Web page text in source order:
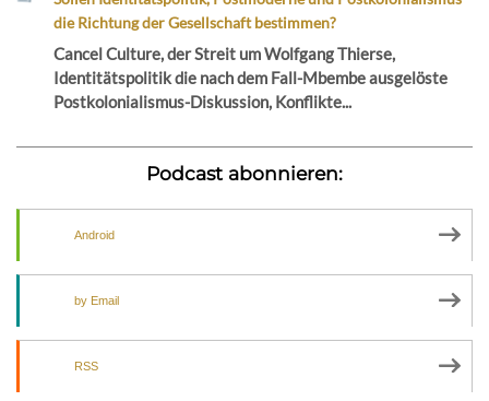
die Richtung der Gesellschaft bestimmen?
Cancel Culture, der Streit um Wolfgang Thierse,
Identitätspolitik die nach dem Fall-Mbembe ausgelöste
Postkolonialismus-Diskussion, Konflikte...
Podcast abonnieren:
Android
by Email
RSS